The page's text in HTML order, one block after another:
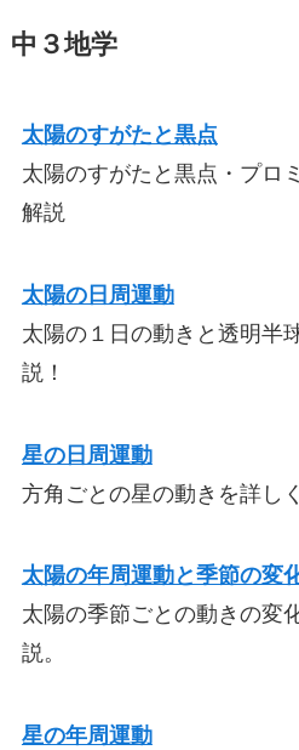
中３地学
太陽のすがたと黒点
太陽のすがたと黒点・プロ
解説
太陽の日周運動
太陽の１日の動きと透明半
説！
星の日周運動
方角ごとの星の動きを詳し
太陽の年周運動と季節の変
太陽の季節ごとの動きの変
説。
星の年周運動